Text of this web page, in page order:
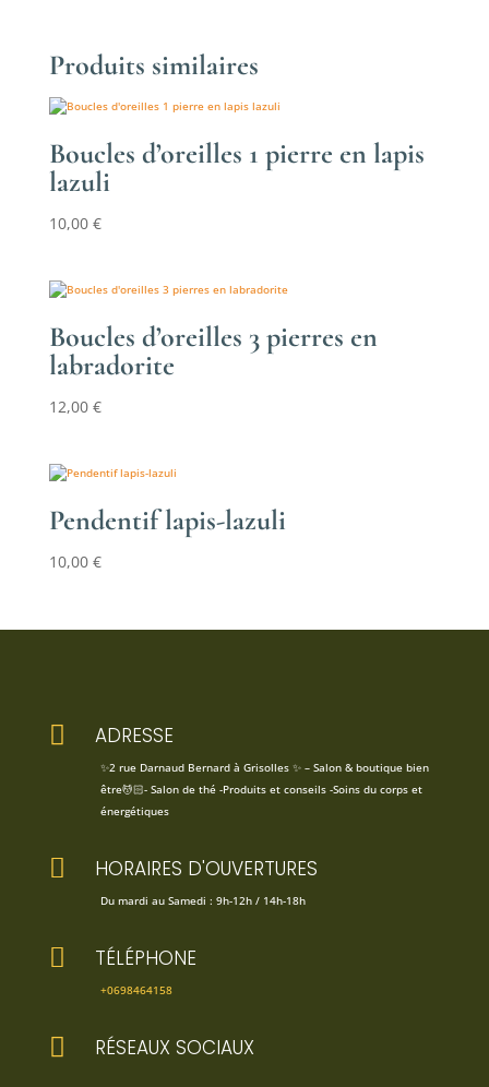
13,00 €
16,00 €
Produits similaires
Boucles d’oreilles 1 pierre en lapis
lazuli
10,00 €
Boucles d’oreilles 3 pierres en
labradorite
12,00 €
Pendentif lapis-lazuli
10,00 €
 ADRESSE
✨2 rue Darnaud Bernard à Grisolles ✨ – Salon & boutique bien
être💆🏻- Salon de thé -Produits et conseils -Soins du corps et
énergétiques
 HORAIRES D'OUVERTURES
Du mardi au Samedi : 9h-12h / 14h-18h
 TÉLÉPHONE
+0698464158
 RÉSEAUX SOCIAUX